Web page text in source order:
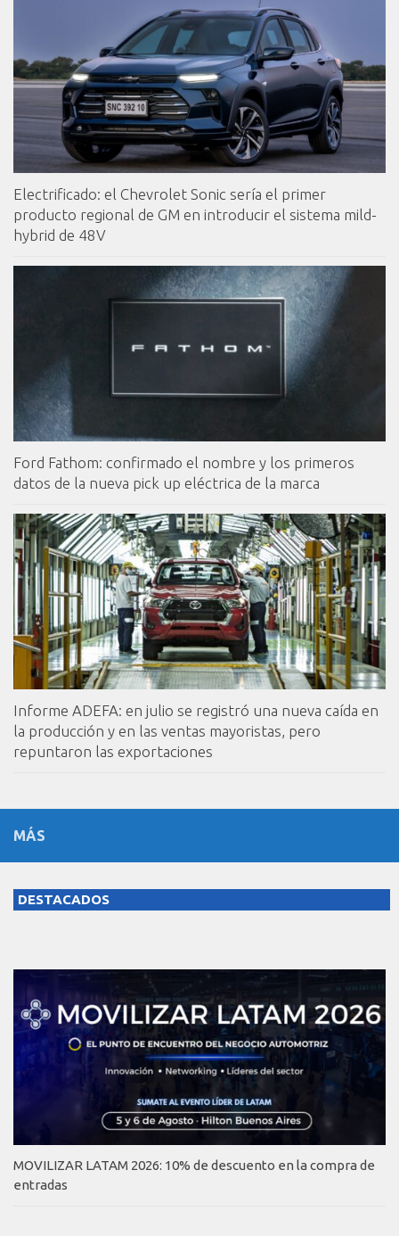
Electrificado: el Chevrolet Sonic sería el primer
producto regional de GM en introducir el sistema mild-
hybrid de 48V
Ford Fathom: confirmado el nombre y los primeros
datos de la nueva pick up eléctrica de la marca
Informe ADEFA: en julio se registró una nueva caída en
la producción y en las ventas mayoristas, pero
repuntaron las exportaciones
MÁS
DESTACADOS
MOVILIZAR LATAM 2026: 10% de descuento en la compra de
entradas